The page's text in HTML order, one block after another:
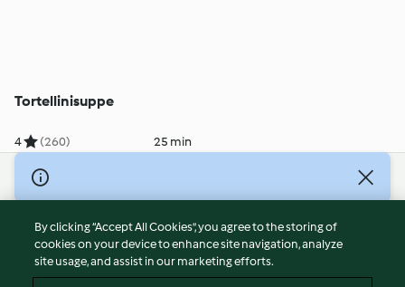
Tortellinisuppe
4 (260) 25 min
© Copyright 2026
Terms of Service
Privacy Policy
Disclaimer
By clicking “Accept All Cookies”, you agree to the storing of
cookies on your device to enhance site navigation, analyze
site usage, and assist in our marketing efforts.